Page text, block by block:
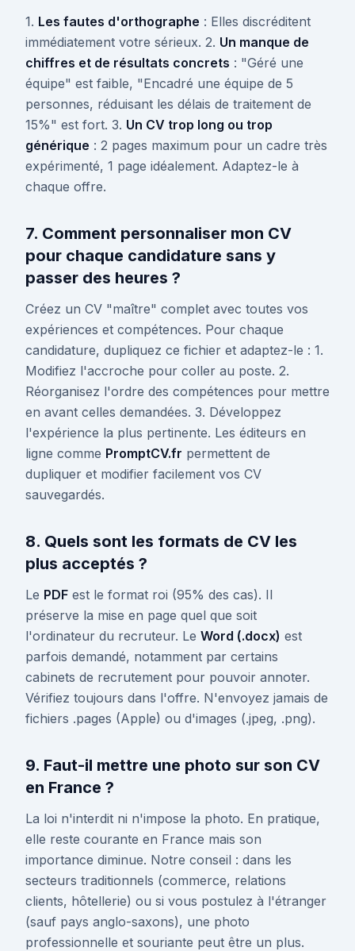
1. Les fautes d'orthographe : Elles discréditent
immédiatement votre sérieux. 2. Un manque de
chiffres et de résultats concrets : "Géré une
équipe" est faible, "Encadré une équipe de 5
personnes, réduisant les délais de traitement de
15%" est fort. 3. Un CV trop long ou trop
générique : 2 pages maximum pour un cadre très
expérimenté, 1 page idéalement. Adaptez-le à
chaque offre.
7. Comment personnaliser mon CV
pour chaque candidature sans y
passer des heures ?
Créez un CV "maître" complet avec toutes vos
expériences et compétences. Pour chaque
candidature, dupliquez ce fichier et adaptez-le : 1.
Modifiez l'accroche pour coller au poste. 2.
Réorganisez l'ordre des compétences pour mettre
en avant celles demandées. 3. Développez
l'expérience la plus pertinente. Les éditeurs en
ligne comme PromptCV.fr permettent de
dupliquer et modifier facilement vos CV
sauvegardés.
8. Quels sont les formats de CV les
plus acceptés ?
Le PDF est le format roi (95% des cas). Il
préserve la mise en page quel que soit
l'ordinateur du recruteur. Le Word (.docx) est
parfois demandé, notamment par certains
cabinets de recrutement pour pouvoir annoter.
Vérifiez toujours dans l'offre. N'envoyez jamais de
fichiers .pages (Apple) ou d'images (.jpeg, .png).
9. Faut-il mettre une photo sur son CV
en France ?
La loi n'interdit ni n'impose la photo. En pratique,
elle reste courante en France mais son
importance diminue. Notre conseil : dans les
secteurs traditionnels (commerce, relations
clients, hôtellerie) ou si vous postulez à l'étranger
(sauf pays anglo-saxons), une photo
professionnelle et souriante peut être un plus.